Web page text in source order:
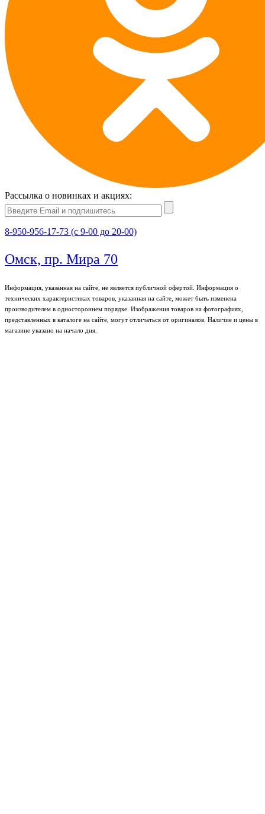
Рассылка о новинках и акциях:
8-950-956-17-73 (с 9-00 до 20-00)
Омск, пр. Мира 70
Информация, указанная на сайте, не является публичной офертой. Информация о
технических характеристиках товаров, указанная на сайте, может быть изменена
производителем в одностороннем порядке. Изображения товаров на фотографиях,
представленных в каталоге на сайте, могут отличаться от оригиналов. Наличие и цены в
магазине указано на начало дня.